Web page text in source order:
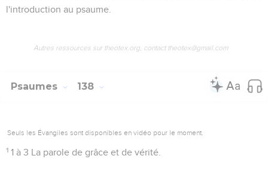
l'introduction au psaume.
Autres ressources sur theotex.org, contact theotex@gmail.com
Psaumes 138
Seuls les Évangiles sont disponibles en vidéo pour le moment.
1 1 à 3 La parole de grâce et de vérité.